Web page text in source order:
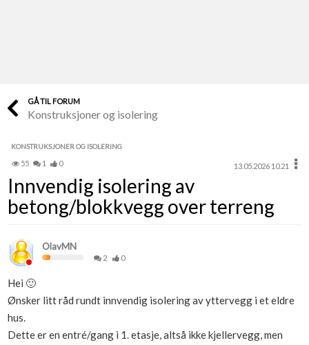
Finn håndverkere
Papirer som mangler
Skaff dokumentasjon som mangler
Kundeservice
Se din bolig? Klikk her
Få mer ut av Boligmappa
GÅ TIL FORUM
Konstruksjoner og isolering
KONSTRUKSJONER OG ISOLERING
55 1 0 13.05.2026 10.21
Innvendig isolering av
betong/blokkvegg over terreng
OlavMN
2 0
Hei 🙂
Ønsker litt råd rundt innvendig isolering av yttervegg i et eldre
hus.
Dette er en entré/gang i 1. etasje, altså ikke kjellervegg, men